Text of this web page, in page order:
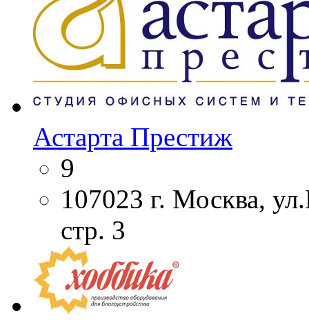
Астарта Престиж
9
107023 г. Москва,
стр. 3